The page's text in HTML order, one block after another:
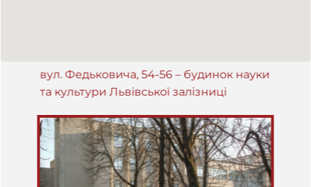
вул. Федьковича, 54-56 – будинок науки
та культури Львівської залізниці